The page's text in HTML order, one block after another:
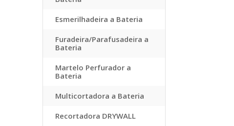
Esmerilhadeira a Bateria
Furadeira/Parafusadeira a
Bateria
Martelo Perfurador a
Bateria
Multicortadora a Bateria
Recortadora DRYWALL